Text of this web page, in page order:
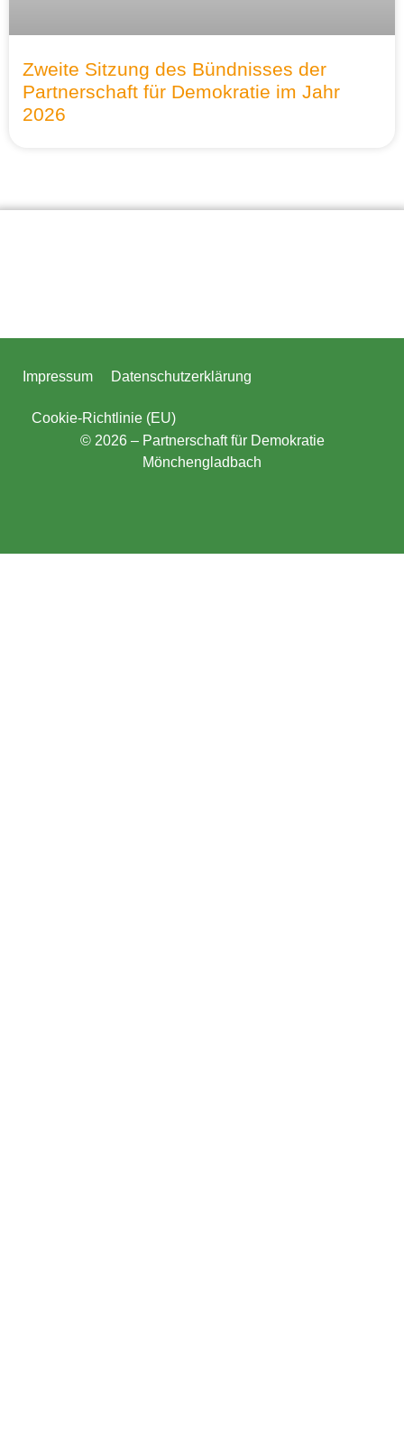
Zweite Sitzung des Bündnisses der
Partnerschaft für Demokratie im Jahr
2026
Impressum Datenschutzerklärung
Cookie-Richtlinie (EU)
© 2026 – Partnerschaft für Demokratie
Mönchengladbach